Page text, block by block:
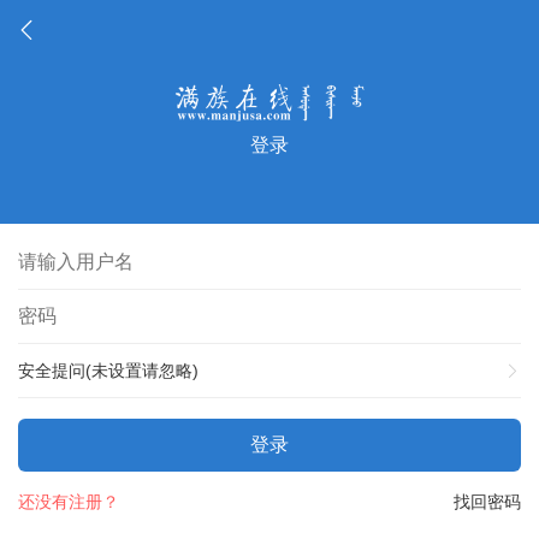
登录
安全提问(未设置请忽略)
登录
找回密码
还没有注册？